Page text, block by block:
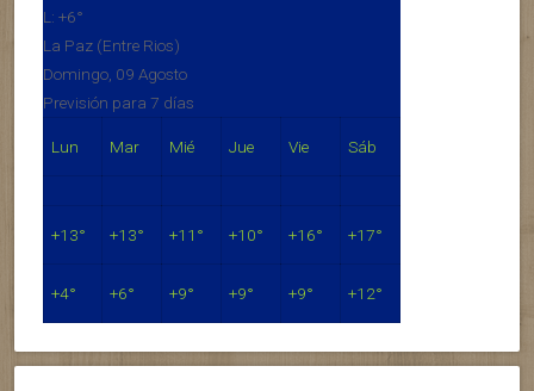
L: +6°
La Paz (Entre Rios)
Domingo, 09 Agosto
Previsión para 7 días
Lun Mar Mié Jue Vie Sáb
+13° +13° +11° +10° +16° +17°
+4° +6° +9° +9° +9° +12°